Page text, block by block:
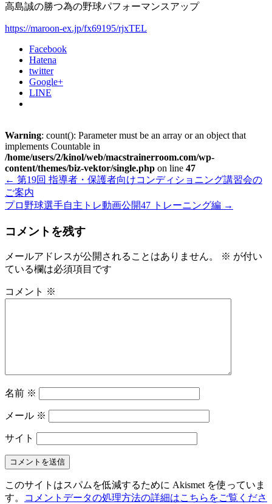
高島誠の勝つ為の野球パフォーマンスアップ
https://maroon-ex.jp/fx69195/rjxTEL
Facebook
Hatena
twitter
Google+
LINE
Warning: count(): Parameter must be an array or an object that
implements Countable in
/home/users/2/kinol/web/macstrainerroom.com/wp-
content/themes/biz-vektor/single.php on line 47
← 第19回 指導者・保護者向けコンディショニング講習会の
ご案内
プロ野球選手自主トレ動画公開47 トレーニング編 →
コメントを残す
メールアドレスが公開されることはありません。 ※ が付い
ている欄は必須項目です
コメント ※
名前 ※
メール ※
サイト
このサイトはスパムを低減するために Akismet を使っていま
す。
コメントデータの処理方法の詳細はこちらをご覧くださ